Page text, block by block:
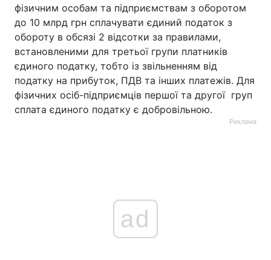
фізичним особам та підприємствам з оборотом
до 10 млрд грн сплачувати єдиний податок з
обороту в обсязі 2 відсотки за правилами,
встановленими для третьої групи платників
єдиного податку, тобто із звільненням від
податку на прибуток, ПДВ та інших платежів. Для
фізичних осіб-підприємців першої та другої груп
сплата єдиного податку є добровільною.
Реклама
ad